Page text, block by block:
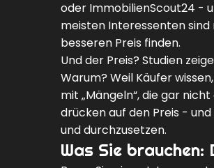
oder ImmobilienScout24 -
meisten Interessenten sind
besseren Preis finden.
Und der Preis? Studien
Warum? Weil Käufer
mit „Mängeln“, die gar
drücken auf den Preis -
und durchzusetzen.
Was Sie